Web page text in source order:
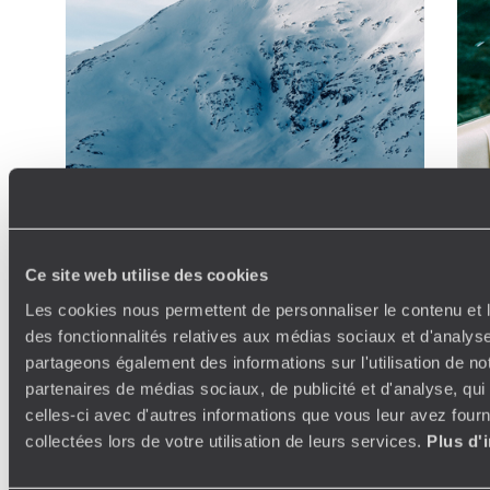
Ce site web utilise des cookies
Les cookies nous permettent de personnaliser le contenu et
des fonctionnalités relatives aux médias sociaux et
partageons également des informations sur l'utilisation de
partenaires de médias sociaux, de publicité et d'analyse,
celles-ci avec d'autres informations que vous leur avez
collectées lors de votre utilisation de leurs services. Plus